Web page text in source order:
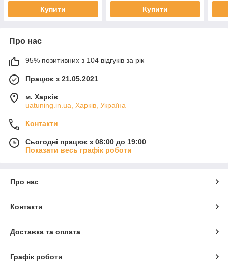
Купити Купити
Про нас
95% позитивних з 104 відгуків за рік
Працює з 21.05.2021
м. Харків
uatuning.in.ua, Харків, Україна
Контакти
Сьогодні працює з 08:00 до 19:00
Показати весь графік роботи
Про нас
Контакти
Доставка та оплата
Графік роботи